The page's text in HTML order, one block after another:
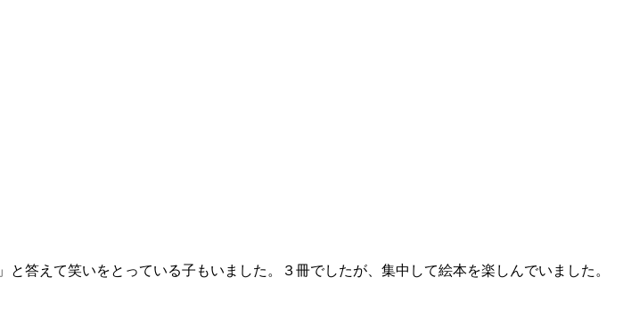
答えて笑いをとっている子もいました。３冊でしたが、集中して絵本を楽しんでいました。